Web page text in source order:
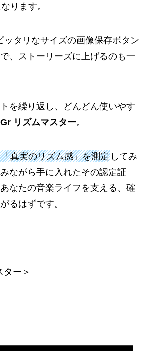
ります。
ッタリなサイズの画像保存ボタン
、ストーリーズに上げるのも一
を繰り返し、どんどん使いやす
Gr リズムマスター。
「真実のリズム感」を測定してみ
ながら手に入れたその認定証
なたの音楽ライフを支える、確
るはずです。
ター＞